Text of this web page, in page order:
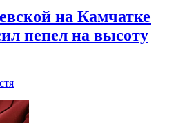
на Камчатке
пепел на высоту